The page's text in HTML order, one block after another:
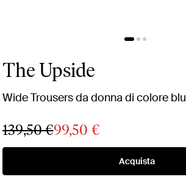
The Upside
Wide Trousers da donna di colore blu
139,50 €99,50 €
Acquista